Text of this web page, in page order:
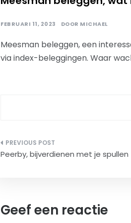
FEBRUARI 11, 2023 DOOR MICHAEL
Meesman beleggen, een
via index-beleggingen. Waar
Bericht
navigatie
Peerby, bijverdienen met je spullen
Geef een reactie